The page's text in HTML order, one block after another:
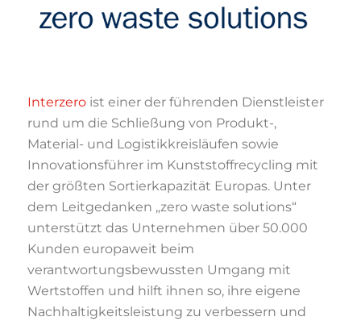
Interzeroist einer der führenden Dienstleister
rund um die Schließung von Produkt-,
Material- und Logistikkreisläufen sowie
Innovationsführer im Kunststoffrecycling mit
der größten Sortierkapazität Europas. Unter
dem Leitgedanken „zero waste solutions“
unterstützt das Unternehmen über 50.000
Kunden europaweit beim
verantwortungsbewussten Umgang mit
Wertstoffen und hilft ihnen so, ihre eigene
Nachhaltigkeitsleistung zu verbessern und